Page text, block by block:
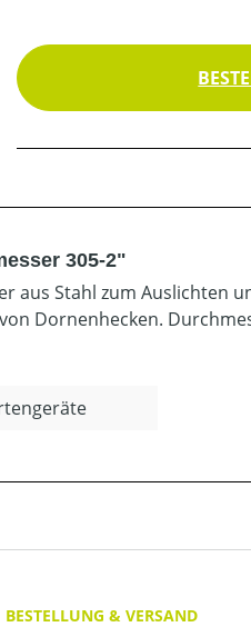
305-2"
aus Stahl zum Auslichten
Dornenhecken.
BESTELLUNG & VERSAND